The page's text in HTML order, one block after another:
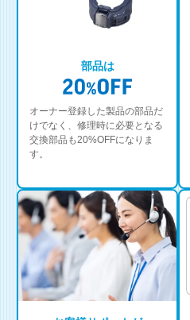
部品は
オーナー登録した製品の部品だ
けでなく、修理時に必要となる
交換部品も20%OFFになりま
す。